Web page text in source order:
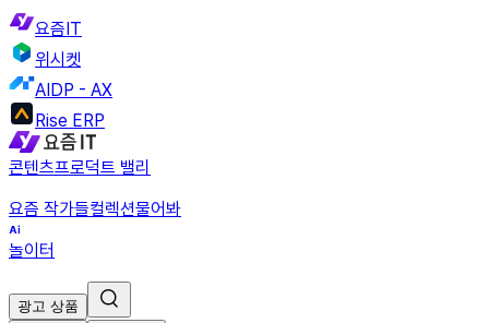
요즘IT
위시켓
AIDP - AX
Rise ERP
콘텐츠프로덕트 밸리
요즘 작가들컬렉션물어봐
놀이터
광고 상품